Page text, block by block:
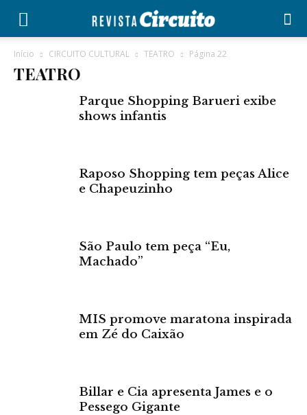
Início CIRCUITO CULTURAL TEATRO Página 22
TEATRO
Parque Shopping Barueri exibe
shows infantis
Raposo Shopping tem peças Alice
e Chapeuzinho
São Paulo tem peça “Eu,
Machado”
MIS promove maratona inspirada
em Zé do Caixão
Billar e Cia apresenta James e o
Pessego Gigante